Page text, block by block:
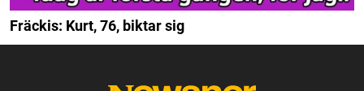
Fräckis: Kurt, 76, biktar sig